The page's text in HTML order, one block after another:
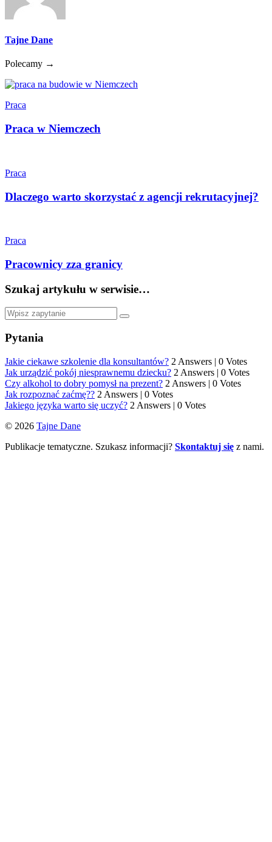
Tajne Dane
Polecamy →
Praca
Praca w Niemczech
Praca
Dlaczego warto skorzystać z agencji rekrutacyjnej?
Praca
Pracownicy zza granicy
Szukaj artykułu w serwisie…
Pytania
Jakie ciekawe szkolenie dla konsultantów? 2 Answers | 0 Votes
Jak urządzić pokój niesprawnemu dziecku? 2 Answers | 0 Votes
Czy alkohol to dobry pomysł na prezent? 2 Answers | 0 Votes
Jak rozpoznać zaćmę?? 2 Answers | 0 Votes
Jakiego języka warto się uczyć? 2 Answers | 0 Votes
© 2026 Tajne Dane
Publikacje tematyczne. Szukasz informacji? Skontaktuj się z nami.